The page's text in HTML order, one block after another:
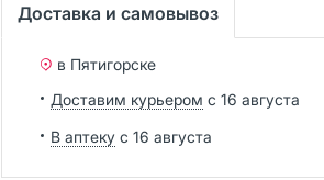
Доставка и самовывоз
в Пятигорске
Доставим курьером с 16 августа
В аптеку с 16 августа